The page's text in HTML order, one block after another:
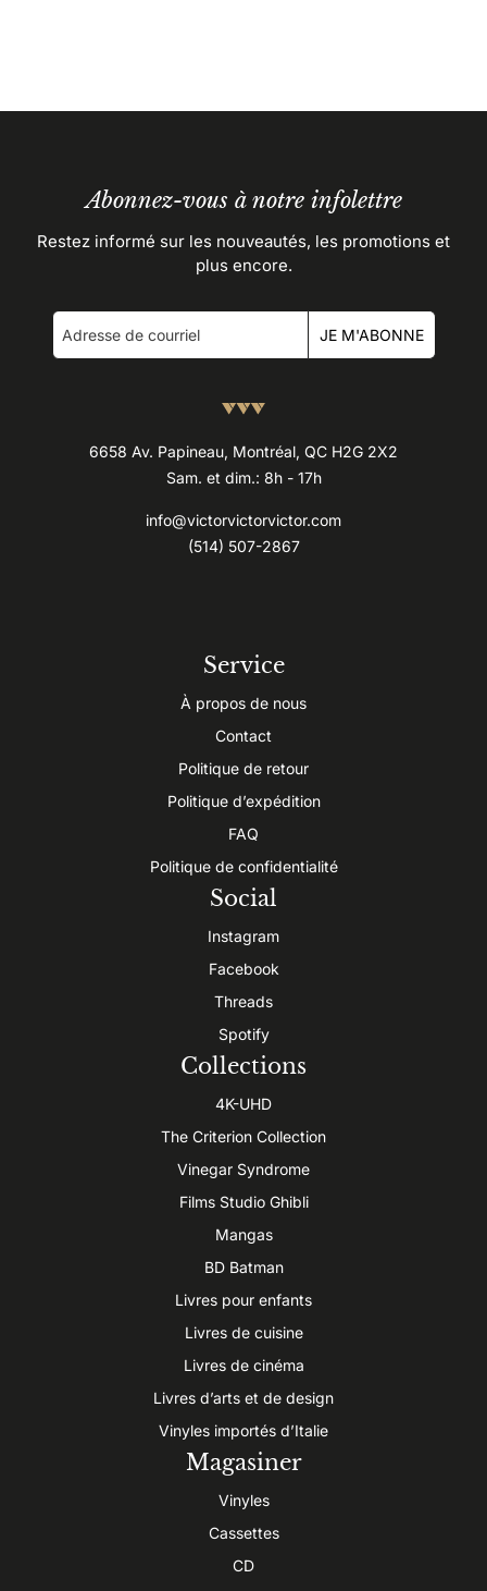
Abonnez-vous à notre infolettre
Restez informé sur les nouveautés, les promotions et
plus encore.
JE M'ABONNE
6658 Av. Papineau, Montréal, QC H2G 2X2
Sam. et dim.: 8h - 17h
info@victorvictorvictor.com
(514) 507-2867
Service
À propos de nous
Contact
Politique de retour
Politique d’expédition
FAQ
Politique de confidentialité
Social
Instagram
Facebook
Threads
Spotify
Collections
4K-UHD
The Criterion Collection
Vinegar Syndrome
Films Studio Ghibli
Mangas
BD Batman
Livres pour enfants
Livres de cuisine
Livres de cinéma
Livres d’arts et de design
Vinyles importés d’Italie
Magasiner
Vinyles
Cassettes
CD